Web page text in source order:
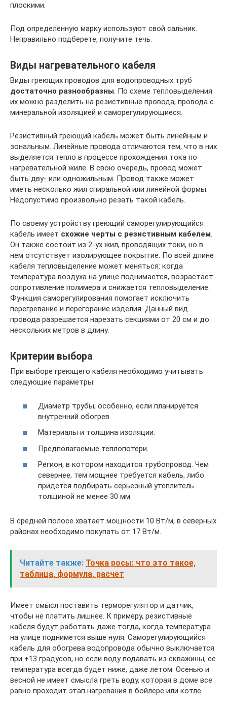
плоскими.
Под определенную марку используют свой сальник.
Неправильно подберете, получите течь.
Виды нагревательного кабеля
Виды греющих проводов для водопроводных труб
достаточно разнообразны. По схеме тепловыделения
их можно разделить на резистивные провода, провода с
минеральной изоляцией и саморегулирующиеся.
Резистивный греющий кабель может быть линейным и
зональным. Линейные провода отличаются тем, что в них
выделяется тепло в процессе прохождения тока по
нагревательной жиле. В свою очередь, провод может
быть дву- или одножильным. Провод также может
иметь несколько жил спиральной или линейной формы.
Недопустимо произвольно резать такой кабель.
По своему устройству греющий саморегулирующийся
кабель имеет схожие черты с резистивным кабелем.
Он также состоит из 2-ух жил, проводящих токи, но в
нем отсутствует изолирующее покрытие. По всей длине
кабеля тепловыделение может меняться: когда
температура воздуха на улице поднимается, возрастает
сопротивление полимера и снижается тепловыделение.
Функция саморегулирования помогает исключить
перегревание и перегорание изделия. Данный вид
провода разрешается нарезать секциями от 20 см и до
нескольких метров в длину.
Критерии выбора
При выборе греющего кабеля необходимо учитывать
следующие параметры:
Диаметр трубы, особенно, если планируется
внутренний обогрев.
Материалы и толщина изоляции.
Предполагаемые теплопотери.
Регион, в котором находится трубопровод. Чем
севернее, тем мощнее требуется кабель, либо
придется подбирать серьезный утеплитель
толщиной не менее 30 мм.
В средней полосе хватает мощности 10 Вт/м, в северных
районах необходимо покупать от 17 Вт/м.
Читайте также: Точка росы: что это такое,
таблица, формула, расчет
Имеет смысл поставить терморегулятор и датчик,
чтобы не платить лишнее. К примеру, резистивные
кабеля будут работать даже тогда, когда температура
на улице поднимется выше нуля. Саморегулирующийся
кабель для обогрева водопровода обычно выключается
при +13 градусов, но если воду подавать из скважины, ее
температура всегда будет ниже, даже летом. Осенью и
весной не имеет смысла греть воду, которая в доме все
равно проходит этап нагревания в бойлере или котле.